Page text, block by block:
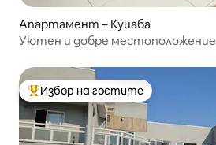
Апартамент – Куиаба
Уютен и добре местоположение
Най-популярен избор на гостите
Избор на гостите